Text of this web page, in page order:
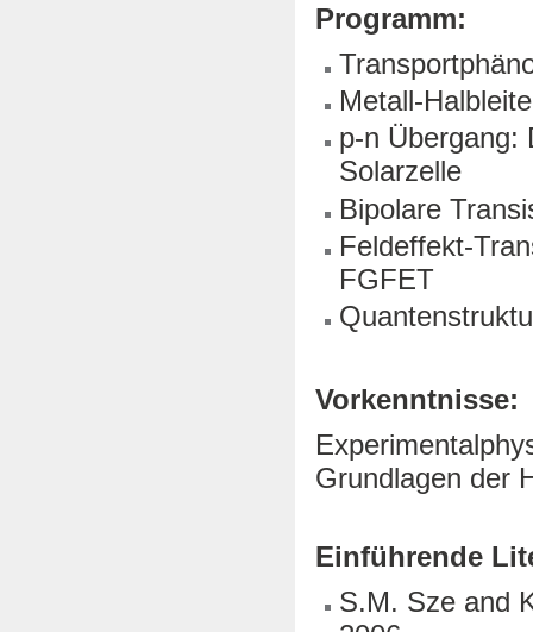
Programm:
Metall-
p-n Übergang:
Solarzelle
Bipolare
Feldeffekt-
FGFET
Vorkenntnisse:
Grundlagen der
Einführende
S.M. Sze and